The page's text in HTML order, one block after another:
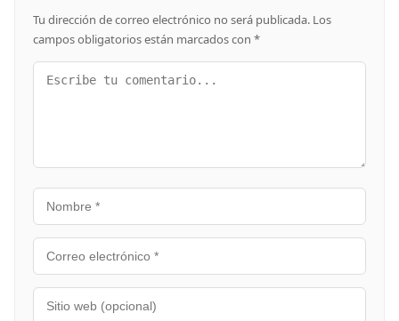
Tu dirección de correo electrónico no será publicada. Los
campos obligatorios están marcados con *